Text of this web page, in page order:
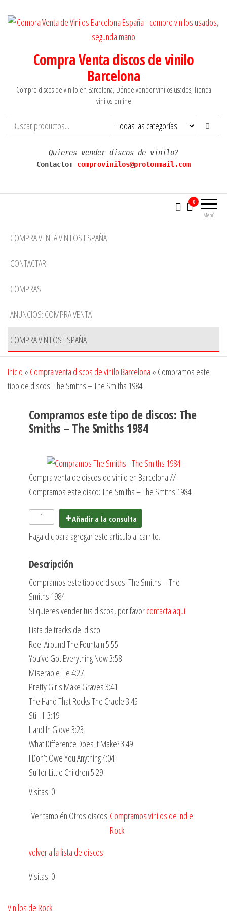
Compra Venta discos de vinilo
Barcelona
Compro discos de vinilo en Barcelona, Dónde vender vinilos usados, Tienda
vinilos online
Quieres vender discos de vinilo?
Contacto: comprovinilos@protonmail.com
Menú
0
COMPRA VENTA VINILOS ESPAÑA
CONTACTAR
COMPRAS
ANUNCIOS: COMPRA VENTA
COMPRA VINILOS ESPAÑA
Inicio » Compra venta discos de vinilo Barcelona » Compramos este
tipo de discos: The Smiths ‎– The Smiths 1984
Compramos este tipo de discos: The
Smiths ‎– The Smiths 1984
Compra venta de discos de vinilo en Barcelona //
Compramos este disco: The Smiths ‎– The Smiths 1984
Añadir a la consulta
Haga clic para agregar este artículo al carrito.
Descripción
Compramos este tipo de discos: The Smiths ‎– The
Smiths 1984
Si quieres vender tus discos, por favorcontacta aqui
Lista de tracks del disco:
Reel Around The Fountain 5:55
You’ve Got Everything Now 3:58
Miserable Lie 4:27
Pretty Girls Make Graves 3:41
The Hand That Rocks The Cradle 3:45
Still Ill 3:19
Hand In Glove 3:23
What Difference Does It Make? 3:49
I Don’t Owe You Anything 4:04
Suffer Little Children 5:29
Visitas: 0
Ver también Otros discos Compramos vinilos de Indie
Rock
volver a la lista de discos
Visitas: 0
Vinilos de Rock